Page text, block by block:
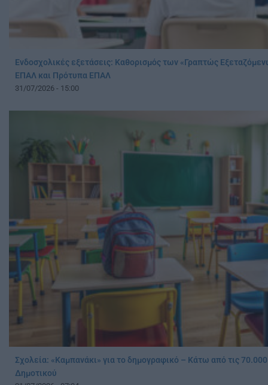
Ενδοσχολικές εξετάσεις: Καθορισμός των «Γραπτώς
ΕΠΑΛ και Πρότυπα ΕΠΑΛ
31/07/2026 - 15:00
Σχολεία: «Καμπανάκι» για το δημογραφικό – Κάτω από τις 70.000
Δημοτικού